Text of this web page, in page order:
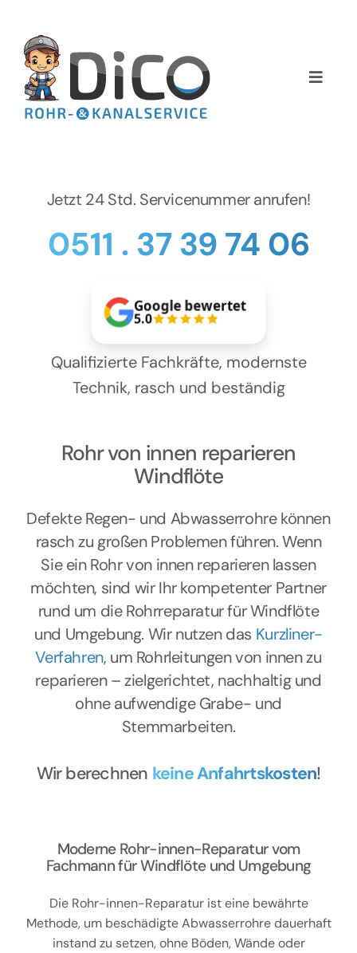
springen
Toggle
Home
NEWS
Kontakt
Jetzt 24 Std. Servicenummer anrufen!
0511 . 37 39 74 06
Google bewertet
5.0
Qualifizierte Fachkräfte, modernste
Technik, rasch und beständig
Rohr von innen reparieren
Windflöte
Defekte Regen- und Abwasserrohre können
rasch zu großen Problemen führen. Wenn
Sie ein Rohr von innen reparieren lassen
möchten, sind wir Ihr kompetenter Partner
rund um die Rohrreparatur für Windflöte
und Umgebung. Wir nutzen das Kurzliner-
Verfahren, um Rohrleitungen von innen zu
reparieren – zielgerichtet, nachhaltig und
ohne aufwendige Grabe- und
Stemmarbeiten.
Wir berechnen keine Anfahrtskosten!
Moderne Rohr-innen-Reparatur vom
Fachmann für Windflöte und Umgebung
Die Rohr-innen-Reparatur ist eine bewährte
Methode, um beschädigte Abwasserrohre dauerhaft
instand zu setzen, ohne Böden, Wände oder